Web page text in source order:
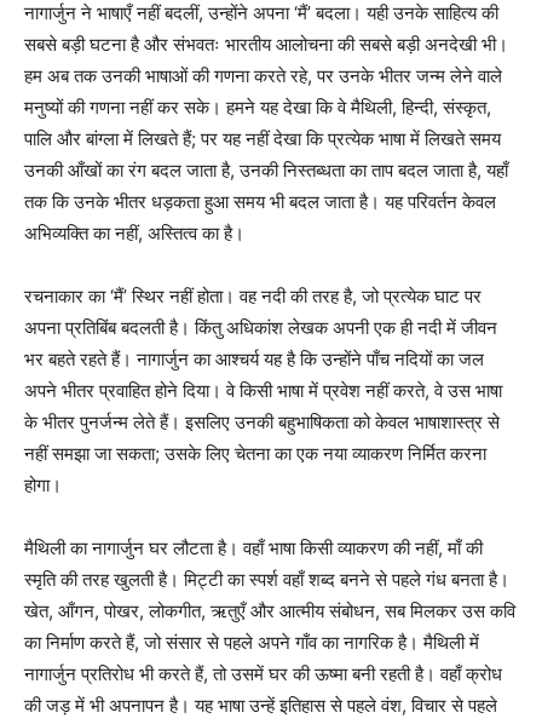
नागार्जुन ने भाषाएँ नहीं बदलीं, उन्होंने अपना ‘मैं’ बदला। यही उनके साहित्य की
सबसे बड़ी घटना है और संभवतः भारतीय आलोचना की सबसे बड़ी अनदेखी भी।
हम अब तक उनकी भाषाओं की गणना करते रहे, पर उनके भीतर जन्म लेने वाले
मनुष्यों की गणना नहीं कर सके। हमने यह देखा कि वे मैथिली, हिन्दी, संस्कृत,
पालि और बांग्ला में लिखते हैं; पर यह नहीं देखा कि प्रत्येक भाषा में लिखते समय
उनकी आँखों का रंग बदल जाता है, उनकी निस्तब्धता का ताप बदल जाता है, यहाँ
तक कि उनके भीतर धड़कता हुआ समय भी बदल जाता है। यह परिवर्तन केवल
अभिव्यक्ति का नहीं, अस्तित्व का है।
रचनाकार का ‘मैं’ स्थिर नहीं होता। वह नदी की तरह है, जो प्रत्येक घाट पर
अपना प्रतिबिंब बदलती है। किंतु अधिकांश लेखक अपनी एक ही नदी में जीवन
भर बहते रहते हैं। नागार्जुन का आश्चर्य यह है कि उन्होंने पाँच नदियों का जल
अपने भीतर प्रवाहित होने दिया। वे किसी भाषा में प्रवेश नहीं करते, वे उस भाषा
के भीतर पुनर्जन्म लेते हैं। इसलिए उनकी बहुभाषिकता को केवल भाषाशास्त्र से
नहीं समझा जा सकता; उसके लिए चेतना का एक नया व्याकरण निर्मित करना
होगा।
मैथिली का नागार्जुन घर लौटता है। वहाँ भाषा किसी व्याकरण की नहीं, माँ की
स्मृति की तरह खुलती है। मिट्टी का स्पर्श वहाँ शब्द बनने से पहले गंध बनता है।
खेत, आँगन, पोखर, लोकगीत, ऋतुएँ और आत्मीय संबोधन, सब मिलकर उस कवि
का निर्माण करते हैं, जो संसार से पहले अपने गाँव का नागरिक है। मैथिली में
नागार्जुन प्रतिरोध भी करते हैं, तो उसमें घर की ऊष्मा बनी रहती है। वहाँ क्रोध
की जड़ में भी अपनापन है। यह भाषा उन्हें इतिहास से पहले वंश, विचार से पहले